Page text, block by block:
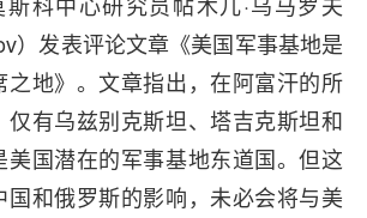
）发表评论文章《美国军事基地是
之地》。文章指出，在阿富汗的所
仅有乌兹别克斯坦、塔吉克斯坦和
美国潜在的军事基地东道国。但这
国和俄罗斯的影响，未必会将与美